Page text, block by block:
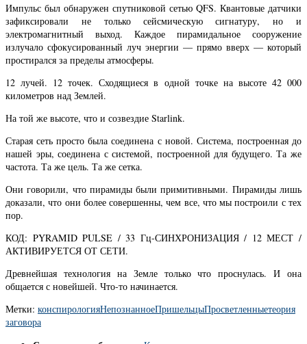
Импульс был обнаружен спутниковой сетью QFS. Квантовые датчики
зафиксировали не только сейсмическую сигнатуру, но и
электромагнитный выход. Каждое пирамидальное сооружение
излучало сфокусированный луч энергии — прямо вверх — который
простирался за пределы атмосферы.
12 лучей. 12 точек. Сходящиеся в одной точке на высоте 42 000
километров над Землей.
На той же высоте, что и созвездие Starlink.
Старая сеть просто была соединена с новой. Система, построенная до
нашей эры, соединена с системой, построенной для будущего. Та же
частота. Та же цель. Та же сетка.
Они говорили, что пирамиды были примитивными. Пирамиды лишь
доказали, что они более совершенны, чем все, что мы построили с тех
пор.
КОД: PYRAMID PULSE / 33 Гц-СИНХРОНИЗАЦИЯ / 12 МЕСТ /
АКТИВИРУЕТСЯ ОТ СЕТИ.
Древнейшая технология на Земле только что проснулась. И она
общается с новейшей. Что-то начинается.
Метки: конспирологияНепознанноеПришельцыПросветленныетеория
заговора